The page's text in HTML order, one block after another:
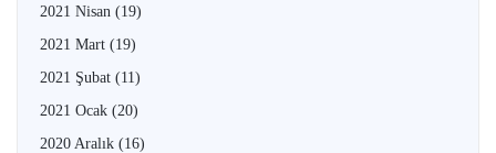
2021 Nisan (19)
2021 Mart (19)
2021 Şubat (11)
2021 Ocak (20)
2020 Aralık (16)